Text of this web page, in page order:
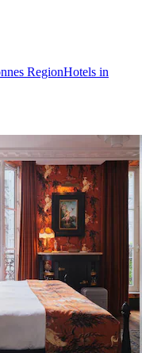
RegionHotels in